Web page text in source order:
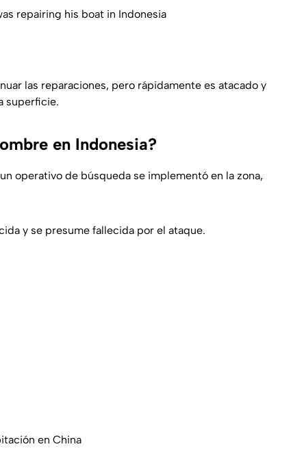
repairing his boat in Indonesia
las reparaciones, pero rápidamente es atacado y
superficie.
en Indonesia?
operativo de búsqueda se implementó en la zona,
y se presume fallecida por el ataque.
en China